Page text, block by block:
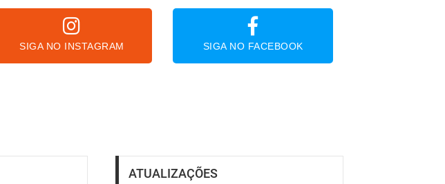
SIGA NO INSTAGRAM SIGA NO FACEBOOK
ATUALIZAÇÕES